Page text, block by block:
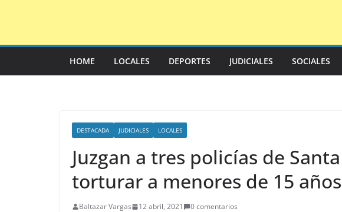
HOME LOCALES DEPORTES JUDICIALES SOCIALES
DESTACADA JUDICIALES LOCALES
Juzgan a tres policías de
torturar a menores de 15 años
Baltazar Vargas 12 abril, 2021 0 comentarios